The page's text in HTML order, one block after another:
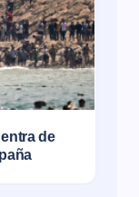
de